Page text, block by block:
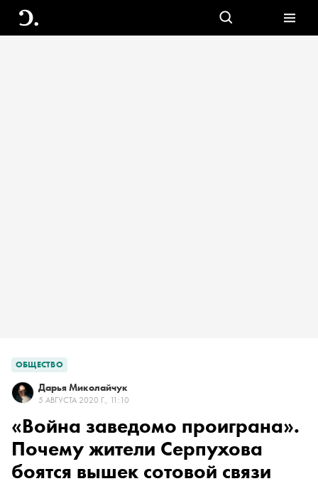
ОБЩЕСТВО
Дарья Миколайчук
5 АВГУСТА 2020 Г., 11:10
«Война заведомо проиграна».
Почему жители Серпухова
боятся вышек сотовой связи